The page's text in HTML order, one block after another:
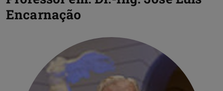
Encarnação